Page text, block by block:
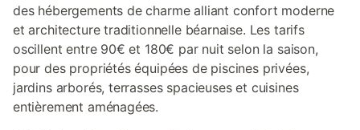
des hébergements de charme alliant confort moderne
et architecture traditionnelle béarnaise. Les tarifs
oscillent entre 90€ et 180€ par nuit selon la saison,
pour des propriétés équipées de piscines privées,
jardins arborés, terrasses spacieuses et cuisines
entièrement aménagées.